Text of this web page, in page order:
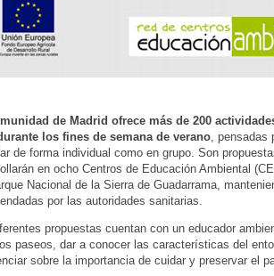
de Madrid ofrece más de 200
los fines de semana de verano ,
de forma individual como en grupo. Son
en ocho Centros de Educación Ambiental
Nacional de la Sierra de Guadarrama,
por las autoridades sanitarias.
propuestas cuentan con un educador
paseos, dar a conocer las características del
sobre la importancia de cuidar y preservar el